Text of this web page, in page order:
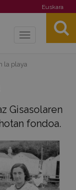
Euskara
Toggle
la playa
Gisasolaren
fondoa.